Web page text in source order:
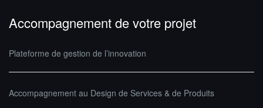
Accompagnement de votre projet
Plateforme de gestion de l’innovation
Accompagnement au Design de Services & de Produits